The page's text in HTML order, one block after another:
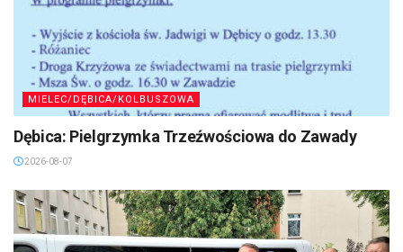
MIELEC/DĘBICA/KOLBUSZOWA
Dębica: Pielgrzymka Trzeźwościowa do Zawady
2026-08-07